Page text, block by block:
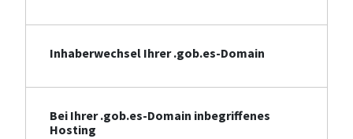
Inhaberwechsel Ihrer .gob.es-Domain
Bei Ihrer .gob.es-Domain inbegriffenes
Hosting